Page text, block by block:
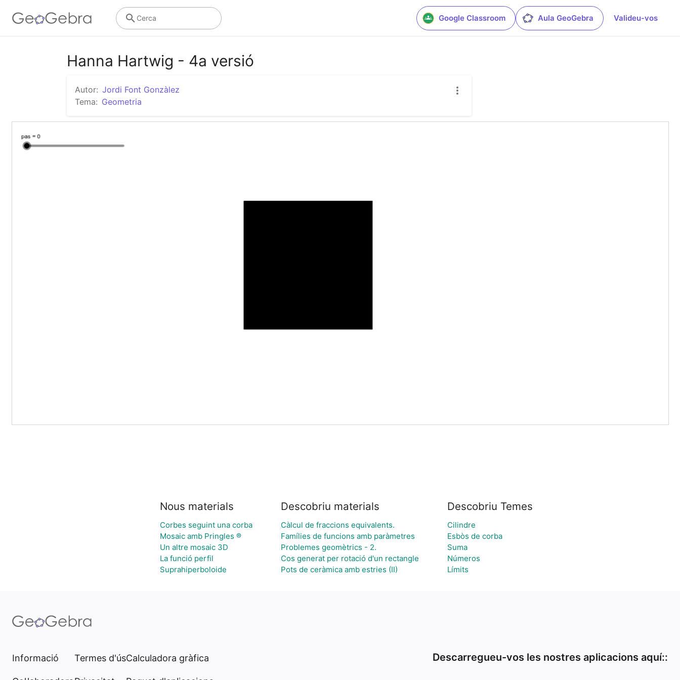
Google Classroom Aula GeoGebra Valideu-vos
Cerca
Hanna Hartwig - 4a versió
Autor: Jordi Font Gonzàlez
Tema: Geometria
Nous materials
Corbes seguint una corba
Mosaic amb Pringles ®
Un altre mosaic 3D
La funció perfil
Suprahiperboloide
Descobriu materials
Càlcul de fraccions equivalents.
Famílies de funcions amb paràmetres
Problemes geomètrics - 2.
Cos generat per rotació d'un rectangle
Pots de ceràmica amb estries (II)
Descobriu Temes
Cilindre
Esbòs de corba
Suma
Números
Límits
Informació Termes d'úsCalculadora gràfica Descarregueu-vos les nostres aplicacions aquí::